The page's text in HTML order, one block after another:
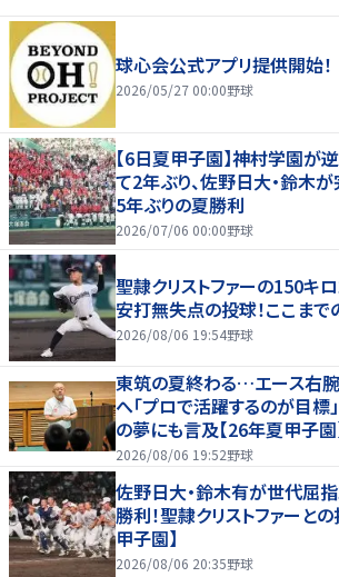
球心会公式アプリ提供開始！
2026/05/27 00:00野球
【6日夏甲子園】神村学園が
て2年ぶり、佐野日大・鈴木
5年ぶりの夏勝利
2026/07/06 00:00野球
聖隷クリストファーの150キ
安打無失点の投球！ここま
2026/08/06 19:54野球
東筑の夏終わる…エース右
へ「プロで活躍するのが目標
の夢にも言及【26年夏甲子園
2026/08/06 19:52野球
佐野日大・鈴木有が世代屈
勝利！聖隷クリストファーと
甲子園】
2026/08/06 20:35野球